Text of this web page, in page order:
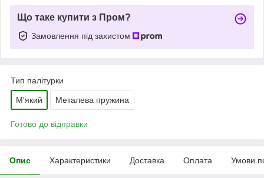
Що таке купити з Пром?
Замовлення під захистом
Тип палітурки
М'який Металева пружина
Готово до відправки
Опис Характеристики Доставка Оплата Умови